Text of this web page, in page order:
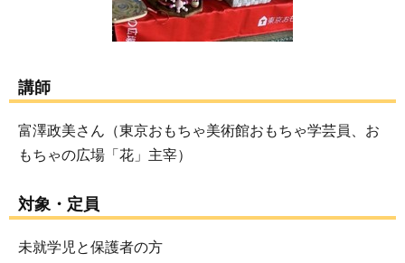
講師
富澤政美さん（東京おもちゃ美術館おもちゃ学芸員、お
もちゃの広場「花」主宰）
対象・定員
未就学児と保護者の方